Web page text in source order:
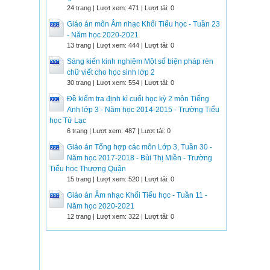
24 trang | Lượt xem: 471 | Lượt tải: 0
Giáo án môn Âm nhạc Khối Tiểu học - Tuần 23
- Năm học 2020-2021
13 trang | Lượt xem: 444 | Lượt tải: 0
Sáng kiến kinh nghiệm Một số biện pháp rèn
chữ viết cho học sinh lớp 2
30 trang | Lượt xem: 554 | Lượt tải: 0
Đề kiểm tra định kì cuối học kỳ 2 môn Tiếng
Anh lớp 3 - Năm học 2014-2015 - Trường Tiểu
học Tứ Lạc
6 trang | Lượt xem: 487 | Lượt tải: 0
Giáo án Tổng hợp các môn Lớp 3, Tuần 30 -
Năm học 2017-2018 - Bùi Thị Miền - Trường
Tiểu học Thượng Quận
15 trang | Lượt xem: 520 | Lượt tải: 0
Giáo án Âm nhạc Khối Tiểu học - Tuần 11 -
Năm học 2020-2021
12 trang | Lượt xem: 322 | Lượt tải: 0